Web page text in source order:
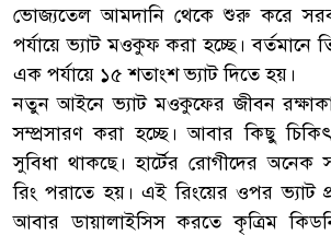
ভোজ্যতেল আমদানি থেকে শুরু করে
পর্যায়ে ভ্যাট মওকুফ করা হচ্ছে। বর্তমানে
এক পর্যায়ে ১৫ শতাংশ ভ্যাট দিতে হয়।
নতুন আইনে ভ্যাট মওকুফের জীবন
সম্প্রসারণ করা হচ্ছে। আবার কিছু
সুবিধা থাকছে। হার্টের রোগীদের অনেক
রিং পরাতে হয়। এই রিংয়ের ওপর ভ্যাট
আবার ডায়ালাইসিস করতে কৃত্রিম